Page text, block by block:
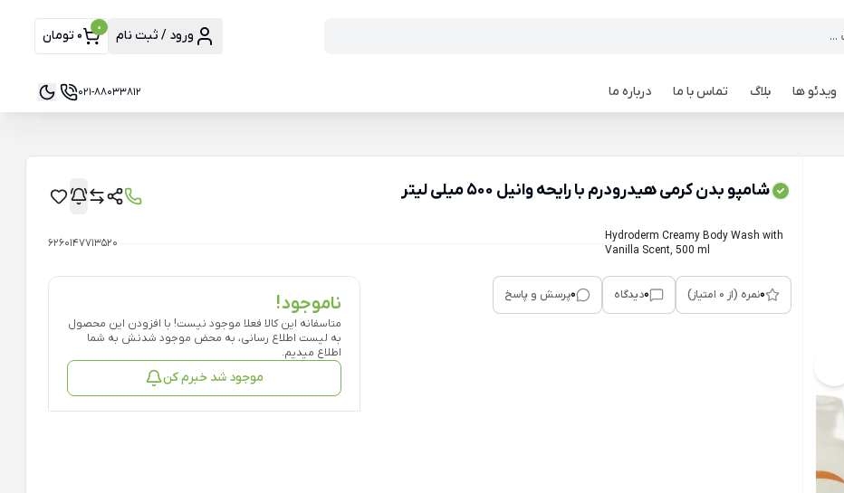
ورود / ثبت نام 0 0 تومان
ویدئو ها بلاگ تماس با ما درباره ما 021-88033812
شامپو بدن کرمی هیدرودرم با رایحه وانیل 500 میلی لیتر
Hydroderm Creamy Body Wash with
Vanilla Scent, 500 ml
6260147713520
0نمره (از 0 امتیاز) 0دیدگاه 0پرسش و پاسخ ناموجود!
متاسفانه این کالا فعلا موجود نیست! با افزودن این محصول
به لیست اطلاع رسانی، به محض موجود شدنش به شما
اطلاع میدیم.
موجود شد خبرم کن